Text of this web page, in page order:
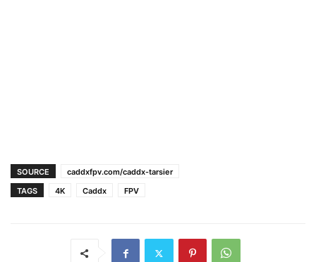
SOURCE
caddxfpv.com/caddx-tarsier
TAGS
4K Caddx FPV